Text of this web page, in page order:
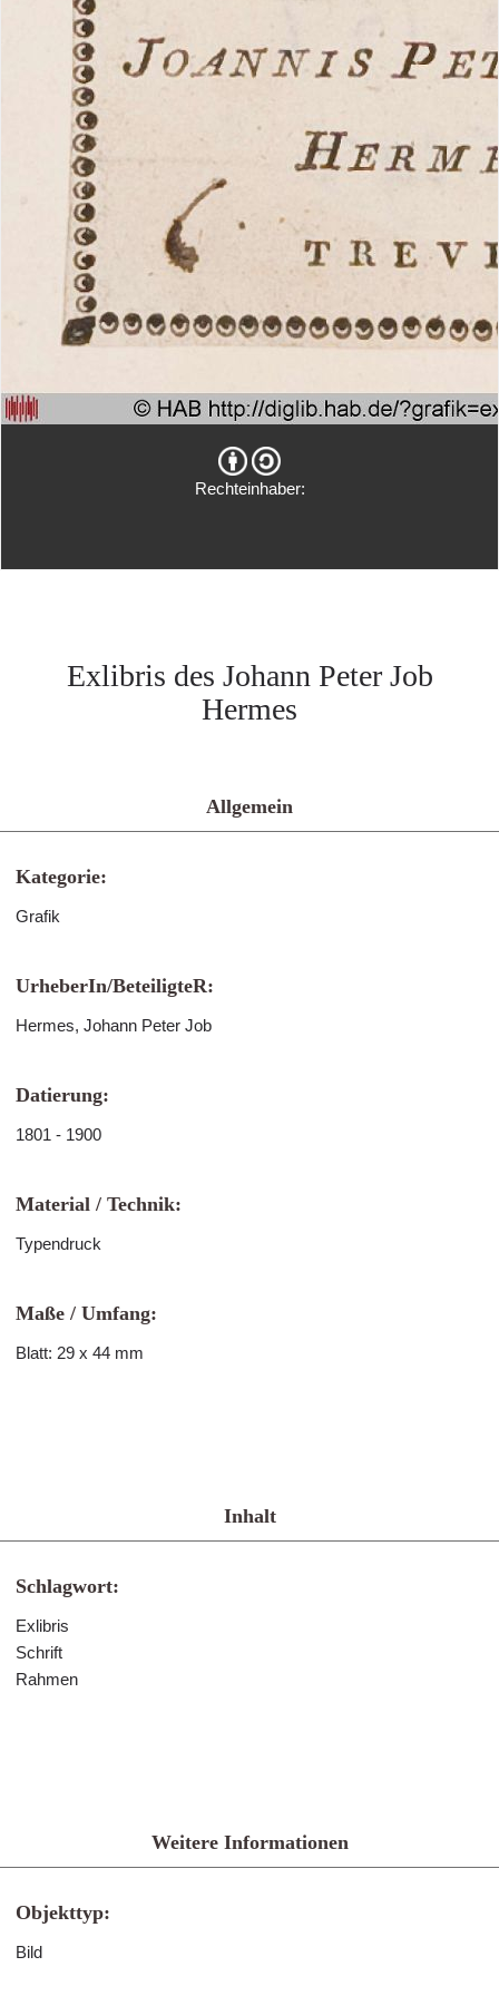
Rechteinhaber:
Exlibris des Johann Peter Job
Hermes
Allgemein
Kategorie:
Grafik
UrheberIn/BeteiligteR:
Hermes, Johann Peter Job
Datierung:
1801 - 1900
Material / Technik:
Typendruck
Maße / Umfang:
Blatt: 29 x 44 mm
Inhalt
Schlagwort:
Exlibris
Schrift
Rahmen
Weitere Informationen
Objekttyp:
Bild